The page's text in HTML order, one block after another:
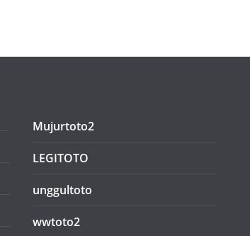
Mujurtoto2
LEGITOTO
unggultoto
wwtoto2